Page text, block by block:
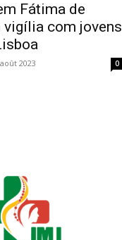
Fátima de
vigília com jovens
2023 0